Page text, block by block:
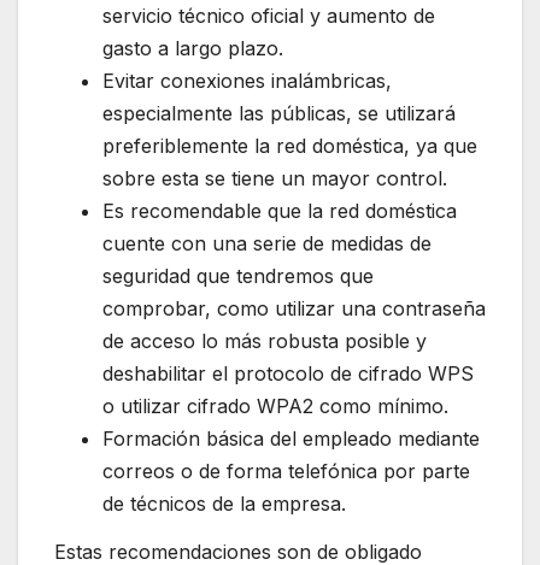
servicio técnico oficial y aumento de
gasto a largo plazo.
Evitar conexiones inalámbricas,
especialmente las públicas, se utilizará
preferiblemente la red doméstica, ya que
sobre esta se tiene un mayor control.
Es recomendable que la red doméstica
cuente con una serie de medidas de
seguridad que tendremos que
comprobar, como utilizar una contraseña
de acceso lo más robusta posible y
deshabilitar el protocolo de cifrado WPS
o utilizar cifrado WPA2 como mínimo.
Formación básica del empleado mediante
correos o de forma telefónica por parte
de técnicos de la empresa.
Estas recomendaciones son de obligado